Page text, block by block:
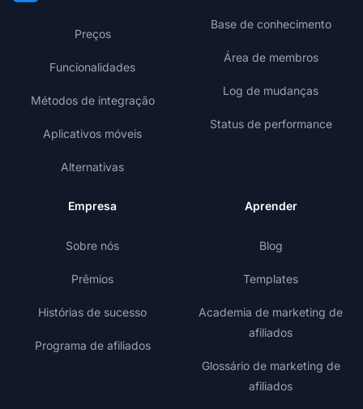
Preços
Funcionalidades
Métodos de integração
Aplicativos móveis
Alternativas
Base de conhecimento
Área de membros
Log de mudanças
Status de performance
Empresa
Sobre nós
Prêmios
Histórias de sucesso
Programa de afiliados
Aprender
Blog
Templates
Academia de marketing de
afiliados
Glossário de marketing de
afiliados